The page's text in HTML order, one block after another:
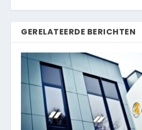
GERELATEERDE BERICHTEN